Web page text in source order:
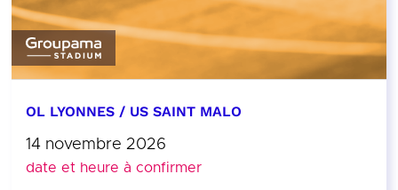
OL LYONNES / US SAINT MALO
14 novembre 2026
date et heure à confirmer